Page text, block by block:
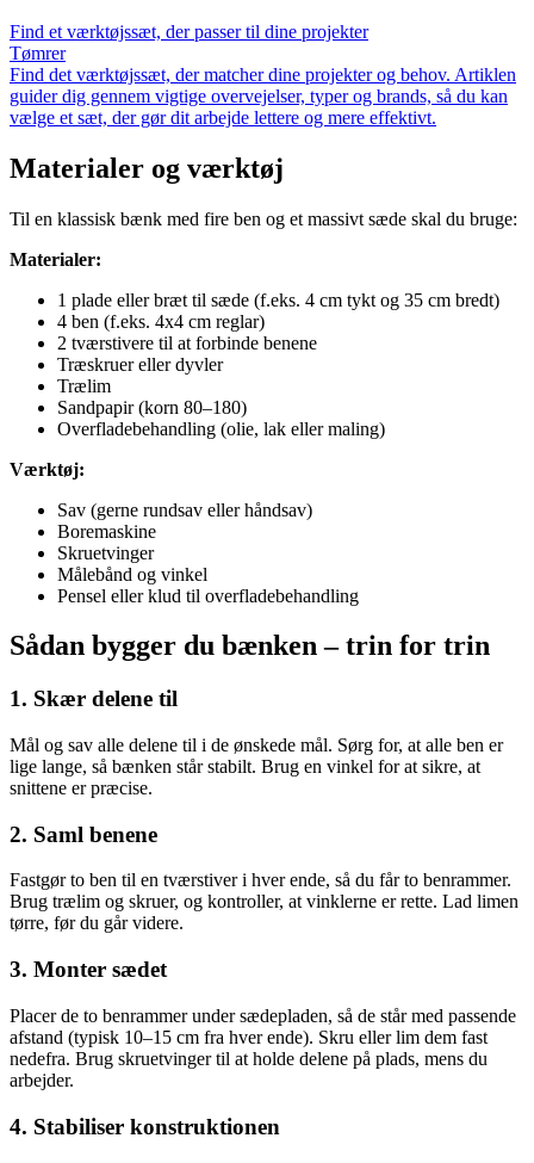
Find et værktøjssæt, der passer til dine projekter
Tømrer
Find det værktøjssæt, der matcher dine projekter og behov. Artiklen
guider dig gennem vigtige overvejelser, typer og brands, så du kan
vælge et sæt, der gør dit arbejde lettere og mere effektivt.
Materialer og værktøj
Til en klassisk bænk med fire ben og et massivt sæde skal du bruge:
Materialer:
1 plade eller bræt til sæde (f.eks. 4 cm tykt og 35 cm bredt)
4 ben (f.eks. 4x4 cm reglar)
2 tværstivere til at forbinde benene
Træskruer eller dyvler
Trælim
Sandpapir (korn 80–180)
Overfladebehandling (olie, lak eller maling)
Værktøj:
Sav (gerne rundsav eller håndsav)
Boremaskine
Skruetvinger
Målebånd og vinkel
Pensel eller klud til overfladebehandling
Sådan bygger du bænken – trin for trin
1. Skær delene til
Mål og sav alle delene til i de ønskede mål. Sørg for, at alle ben er
lige lange, så bænken står stabilt. Brug en vinkel for at sikre, at
snittene er præcise.
2. Saml benene
Fastgør to ben til en tværstiver i hver ende, så du får to benrammer.
Brug trælim og skruer, og kontroller, at vinklerne er rette. Lad limen
tørre, før du går videre.
3. Monter sædet
Placer de to benrammer under sædepladen, så de står med passende
afstand (typisk 10–15 cm fra hver ende). Skru eller lim dem fast
nedefra. Brug skruetvinger til at holde delene på plads, mens du
arbejder.
4. Stabiliser konstruktionen